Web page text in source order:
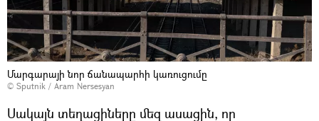
Մարգարայի նոր ճանապարհի կառուցումը
© Sputnik / Aram Nersesyan
Սակայն տեղացիները մեզ ասացին, որ